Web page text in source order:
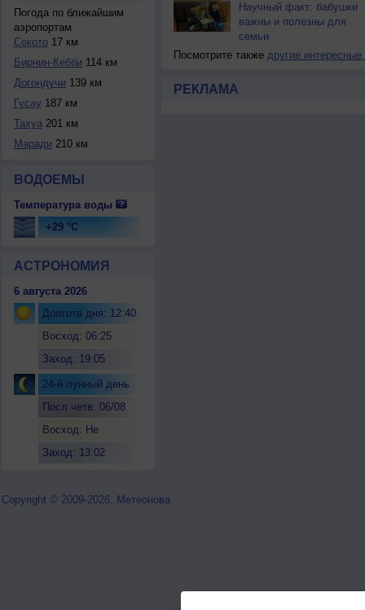
Погода по ближайшим
аэропортам
Сокото17 км
Бирнин-Кебби 114 км
Догондучи 139 км
Гусау 187 км
Тахуа201 км
Маради 210 км
ВОДОЕМЫ
Температура воды
+29 °C
АСТРОНОМИЯ
6 августа 2026
Долгота дня: 12:40
Восход: 06:25
Заход: 19:05
24-й лунный день
Посл.четв. 06/08
Восход: Не
Заход: 13:02
Научный факт: бабушки
важны и полезны для
семьи
Посмотрите также другие интересные
РЕКЛАМА
Copyright © 2009-2026, Метеонова